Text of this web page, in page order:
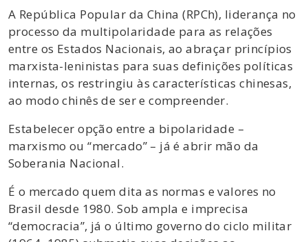
A República Popular da China (RPCh), liderança no
processo da multipolaridade para as relações
entre os Estados Nacionais, ao abraçar princípios
marxista-leninistas para suas definições políticas
internas, os restringiu às características chinesas,
ao modo chinês de ser e compreender.
Estabelecer opção entre a bipolaridade –
marxismo ou “mercado” – já é abrir mão da
Soberania Nacional.
É o mercado quem dita as normas e valores no
Brasil desde 1980. Sob ampla e imprecisa
“democracia”, já o último governo do ciclo militar